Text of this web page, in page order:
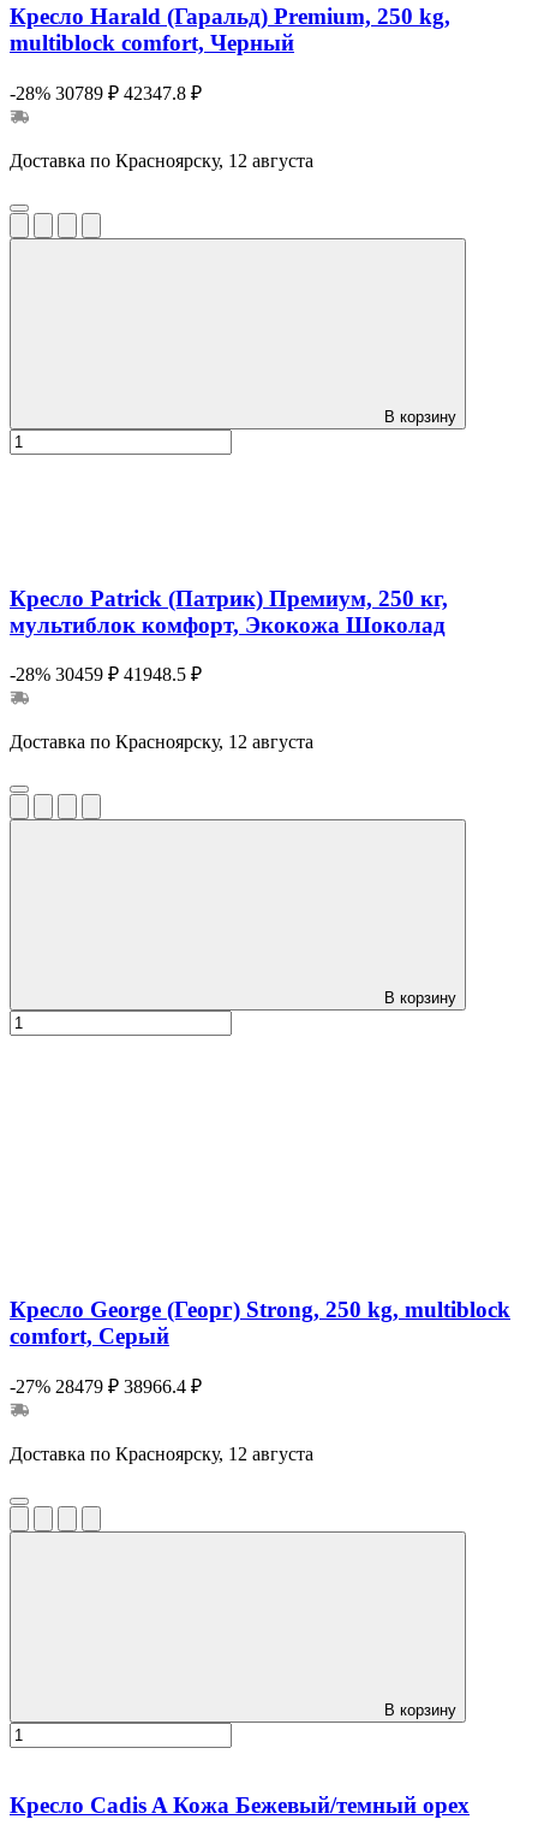
Кресло Harald (Гаральд) Premium, 250 kg,
multiblock comfort, Черный
-28% 30789 ₽ 42347.8 ₽
Доставка по Красноярску, 12 августа
В корзину
Кресло Patrick (Патрик) Премиум, 250 кг,
мультиблок комфорт, Экокожа Шоколад
-28% 30459 ₽ 41948.5 ₽
Доставка по Красноярску, 12 августа
В корзину
Кресло George (Георг) Strong, 250 kg, multiblock
comfort, Серый
-27% 28479 ₽ 38966.4 ₽
Доставка по Красноярску, 12 августа
В корзину
Кресло Cadis A Кожа Бежевый/темный орех